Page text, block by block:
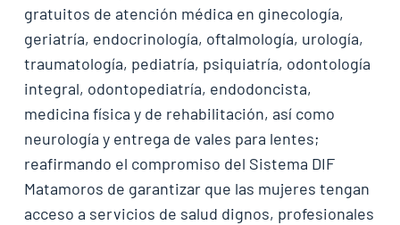
gratuitos de atención médica en ginecología,
geriatría, endocrinología, oftalmología, urología,
traumatología, pediatría, psiquiatría, odontología
integral, odontopediatría, endodoncista,
medicina física y de rehabilitación, así como
neurología y entrega de vales para lentes;
reafirmando el compromiso del Sistema DIF
Matamoros de garantizar que las mujeres tengan
acceso a servicios de salud dignos, profesionales